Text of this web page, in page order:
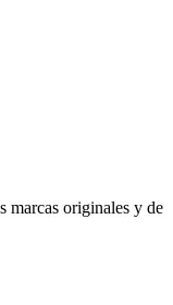
marcas originales y de